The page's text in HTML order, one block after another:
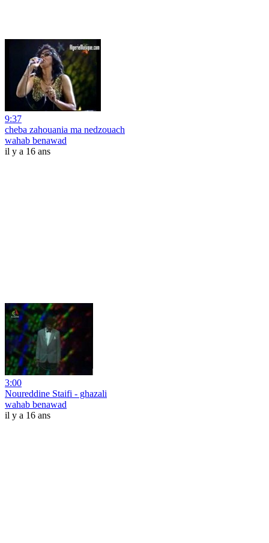
9:37
cheba zahouania ma nedzouach
wahab benawad
il y a 16 ans
3:00
Noureddine Staifi - ghazali
wahab benawad
il y a 16 ans